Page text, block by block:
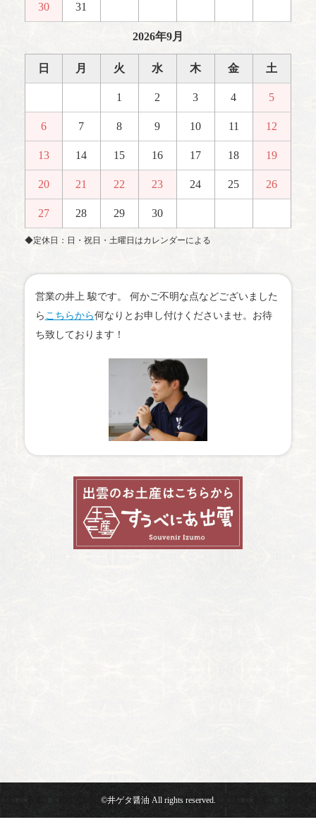
30 31
2026年9月
日 月 火 水 木 金 土
1 2 3 4 5
6 7 8 9 10 11 12
13 14 15 16 17 18 19
20 21 22 23 24 25 26
27 28 29 30
◆定休日：日・祝日・土曜日はカレンダーによる
営業の井上 駿です。 何かご不明な点などございました
ら こちらから何なりとお申し付けくださいませ。お待
ち致しております！
©井ゲタ醤油 All rights reserved.